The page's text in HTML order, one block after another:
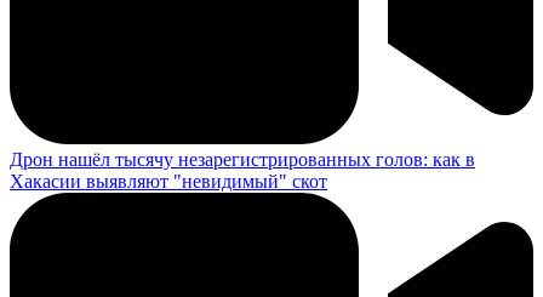
Дрон нашёл тысячу незарегистрированных голов: как в
Хакасии выявляют "невидимый" скот